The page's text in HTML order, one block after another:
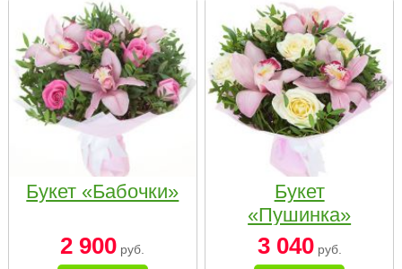
Букет «Бабочки»
2 900 руб.
Букет
«Пушинка»
3 040руб.